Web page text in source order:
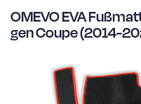
OMEVO EVA
gen Coupe (2014-